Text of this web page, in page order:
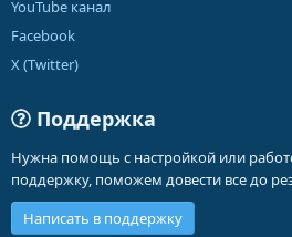
YouTube канал
Facebook
X (Twitter)
Поддержка
Нужна помощь с настройкой или
поддержку, поможем довести все до
Написать в поддержку